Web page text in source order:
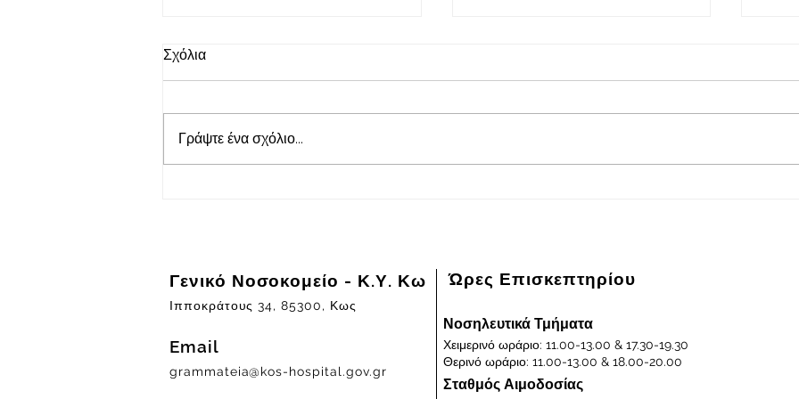
05/08/2026 – Πρόσκληση
Συντήρηση Ανελκυστήρων
παροχής υπηρεσιών συντήρησης
ανελκυστήρων.
Προμήθεια Αντιδραστηρίων
Μικροβιολογικού Εργαστηρίου.
Σχόλια
Γράψτε ένα σχόλιο...
Γενικό Νοσοκομείο - Κ.Υ. Κω
Ιπποκράτους 34, 85300, Κως
Email
grammateia@kos-hospital.gov.gr
Ώρες Επισκεπτηρίου
Νοσηλευτικά Τμήματα
Χειμερινό ωράριο: 11.00-13.00 & 17.30-19.30
Θερινό ωράριο: 11.00-13.00 & 18.00-20.00
Σταθμός Αιμοδοσίας